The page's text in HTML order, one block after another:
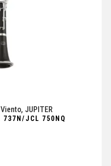
, JUPITER
737N/JCL 750NQ